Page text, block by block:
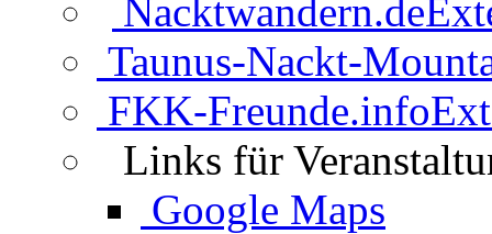
Nacktwandern.de
Taunus-Nackt-
FKK-Freunde.info
Links für
Google Maps